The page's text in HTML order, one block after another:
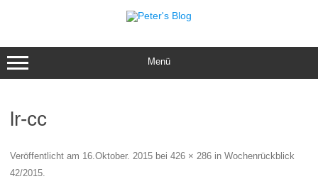
Menü
lr-cc
Veröffentlicht am 16.Oktober. 2015 bei 426 × 286 in Wochenrückblick
42/2015.